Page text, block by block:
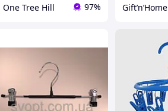
One Tree Hill 97% Gift’n’Home